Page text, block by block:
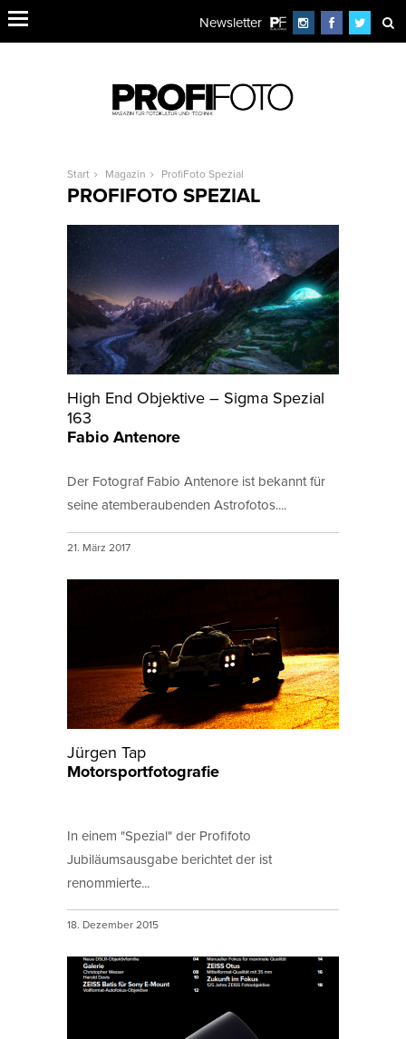
Newsletter
Start Magazin ProfiFoto Spezial
PROFIFOTO SPEZIAL
High End Objektive – Sigma Spezial
163
Fabio Antenore
Der Fotograf Fabio Antenore ist bekannt für
seine atemberaubenden Astrofotos....
21. März 2017
Jürgen Tap
Motorsportfotografie
In einem "Spezial" der Profifoto
Jubiläumsausgabe berichtet der ist
renommierte...
18. Dezember 2015